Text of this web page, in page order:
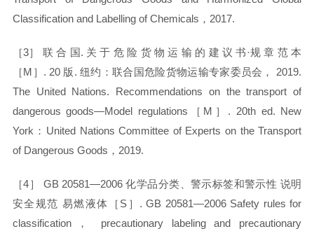
Classification and Labelling of Chemicals，2017.
［3］ 联 合 国. 关 于 危 险 货 物 运 输 的 建 议 书·规 章 范 本
［M］. 20 版. 纽约：联合国危险货物运输专家委员会， 2019.
The United Nations. Recommendations on the transport of
dangerous goods—Model regulations［M］. 20th ed. New
York：United Nations Committee of Experts on the Transport
of Dangerous Goods，2019.
［4］ GB 20581—2006 化学品分类、警示标签和警示性 说明
安全规范 易燃液体［S］. GB 20581—2006 Safety rules for
classification， precautionary labeling and precautionary